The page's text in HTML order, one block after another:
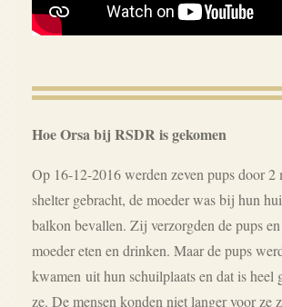
Hoe Orsa bij RSDR is gekomen
Op 16-12-2016 werden zeven pups door 2
shelter gebracht, de moeder was bij hun
balkon bevallen. Zij verzorgden de pups
moeder eten en drinken. Maar de pups
kwamen uit hun schuilplaats en dat is heel
ze. De mensen konden niet langer voor ze